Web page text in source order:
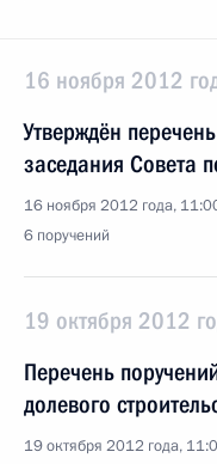
16 ноября 2012
Утверждён
заседания Совета
16 ноября 2012 года,
6 поручений
19 октября 2012
Перечень
долевого
19 октября 2012 года,